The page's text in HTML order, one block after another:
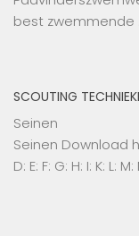
best zwemmende
SCOUTING
Seinen
Seinen Download
D: E: F: G: H: I: K: L: